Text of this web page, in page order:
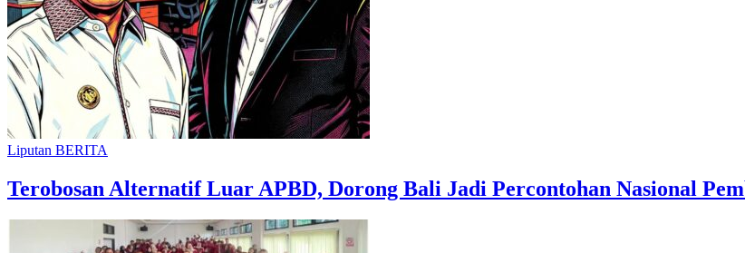
Liputan BERITA
Terobosan Alternatif Luar APBD, Dorong Bali Jadi Percontohan Nasional